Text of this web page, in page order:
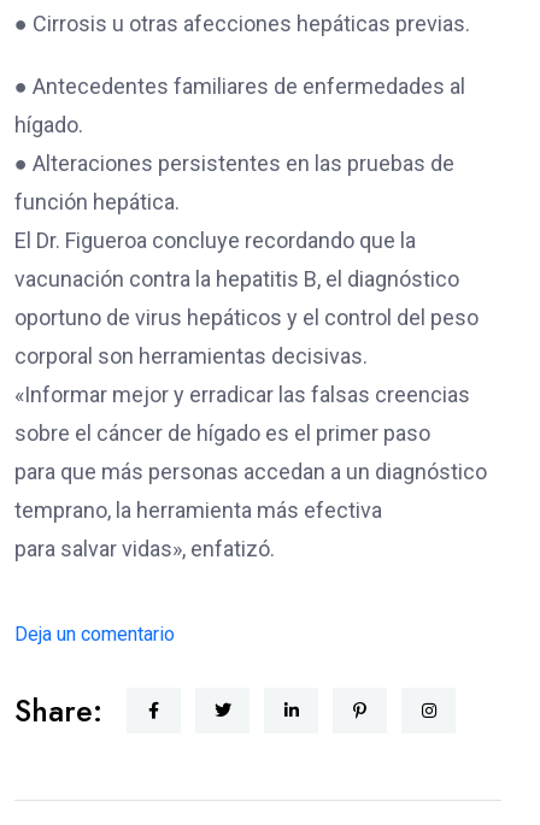
● Cirrosis u otras afecciones hepáticas previas.
● Antecedentes familiares de enfermedades al
hígado.
● Alteraciones persistentes en las pruebas de
función hepática.
El Dr. Figueroa concluye recordando que la
vacunación contra la hepatitis B, el diagnóstico
oportuno de virus hepáticos y el control del peso
corporal son herramientas decisivas.
«Informar mejor y erradicar las falsas creencias
sobre el cáncer de hígado es el primer paso
para que más personas accedan a un diagnóstico
temprano, la herramienta más efectiva
para salvar vidas», enfatizó.
Deja un comentario
Share: